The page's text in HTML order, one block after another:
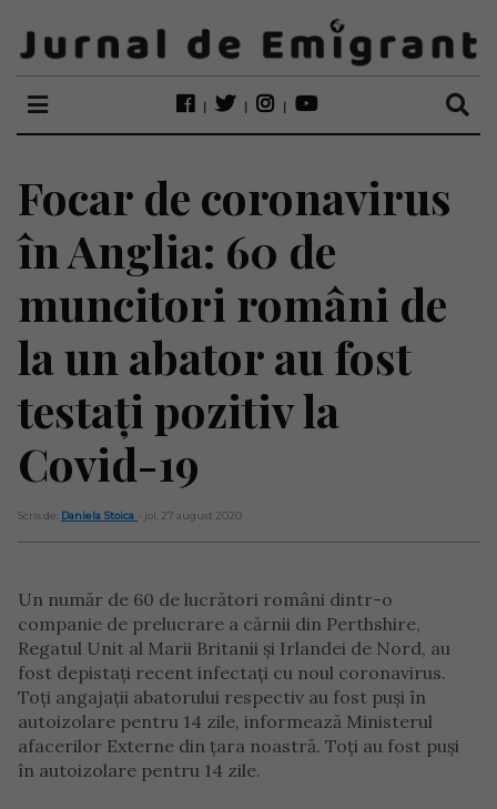
Focar de coronavirus
în Anglia: 60 de
muncitori români de
la un abator au fost
testați pozitiv la
Covid-19
Scris de: Daniela Stoica - joi, 27 august 2020
Un număr de 60 de lucrători români dintr-o
companie de prelucrare a cărnii din Perthshire,
Regatul Unit al Marii Britanii și Irlandei de Nord, au
fost depistați recent infectați cu noul coronavirus.
Toți angajații abatorului respectiv au fost puși în
autoizolare pentru 14 zile, informează Ministerul
afacerilor Externe din țara noastră. Toți au fost puși
în autoizolare pentru 14 zile.